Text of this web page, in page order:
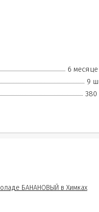
6
9
380